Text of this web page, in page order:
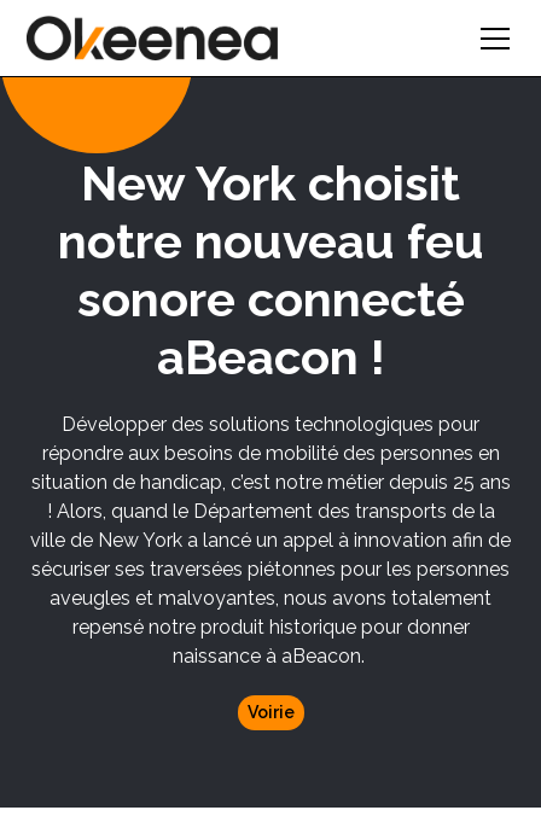
New York choisit
notre nouveau feu
sonore connecté
aBeacon !
Développer des solutions technologiques pour
répondre aux besoins de mobilité des personnes en
situation de handicap, c’est notre métier depuis 25 ans
! Alors, quand le Département des transports de la
ville de New York a lancé un appel à innovation afin de
sécuriser ses traversées piétonnes pour les personnes
aveugles et malvoyantes, nous avons totalement
repensé notre produit historique pour donner
naissance à aBeacon.
Voirie